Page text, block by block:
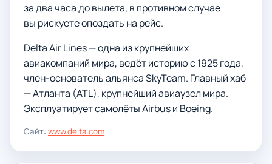
за два часа до вылета, в противном случае
вы рискуете опоздать на рейс.
Delta Air Lines — одна из крупнейших
авиакомпаний мира, ведёт историю с 1925 года,
член-основатель альянса SkyTeam. Главный хаб
— Атланта (ATL), крупнейший авиаузел мира.
Эксплуатирует самолёты Airbus и Boeing.
Сайт: www.delta.com